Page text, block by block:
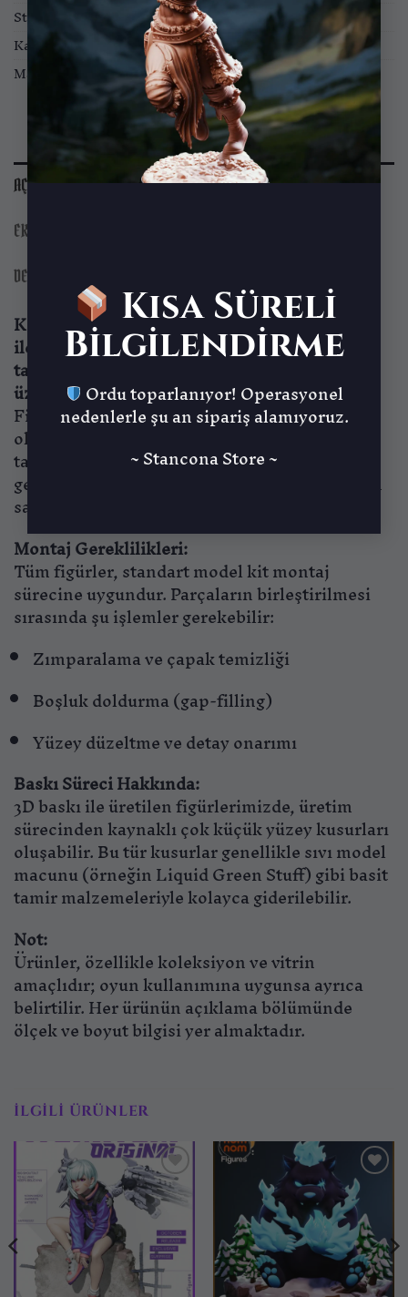
Kısa Süreli
Bilgilendirme
Ordu toparlanıyor! Operasyonel
nedenlerle şu an sipariş alamıyoruz.
~ Stancona Store ~
Stok kodu:NNF-2511-FIG-02
Kategoriler:
Koleksiyon Figürleri
Marka:
Nomnom Figures
AÇIKLAMA
EK BILGI
DEĞERLENDIRMELER (0)
Koleksiyon figürlerimiz yüksek kaliteli reçine
ile üretilmiş olup, detaylı ve özgün
tasarımlarıyla koleksiyonunuza değer katmak
üzere tasarlanmıştır.
Figürler genellikle birleştirilmemiş ve boyasız
olarak gelir. Ürün görsellerinde yer alan
tabanlar veya aksesuarlar ürünle birlikte
gelebilir ya da ayrı olarak sunulabilir; her ürün
sayfasında bu durum ayrıca belirtilir.
Montaj Gereklilikleri:
Tüm figürler, standart model kit montaj
sürecine uygundur. Parçaların birleştirilmesi
sırasında şu işlemler gerekebilir:
Zımparalama ve çapak temizliği
Boşluk doldurma (gap-filling)
Yüzey düzeltme ve detay onarımı
Baskı Süreci Hakkında:
3D baskı ile üretilen figürlerimizde, üretim
sürecinden kaynaklı çok küçük yüzey kusurları
oluşabilir. Bu tür kusurlar genellikle sıvı model
macunu (örneğin Liquid Green Stuff) gibi basit
tamir malzemeleriyle kolayca giderilebilir.
Not:
Ürünler, özellikle koleksiyon ve vitrin
amaçlıdır; oyun kullanımına uygunsa ayrıca
belirtilir. Her ürünün açıklama bölümünde
ölçek ve boyut bilgisi yer almaktadır.
İLGILI ÜRÜNLER
İstek
listesine
ekle
İstek
listesine
ekle